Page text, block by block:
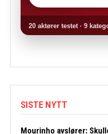
20 aktører testet · 9
SISTE NYTT
Mourinho avslører: